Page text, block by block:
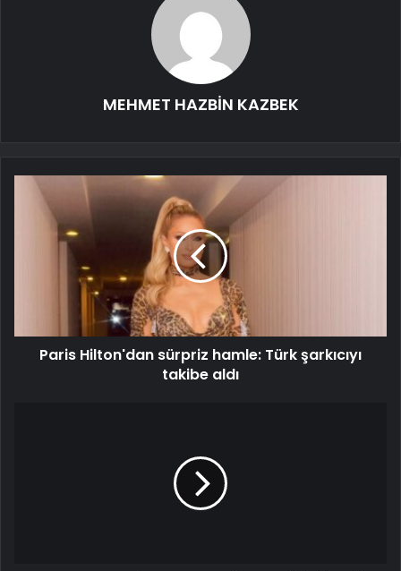
MEHMET HAZBİN KAZBEK
Paris Hilton'dan sürpriz hamle: Türk şarkıcıyı
takibe aldı